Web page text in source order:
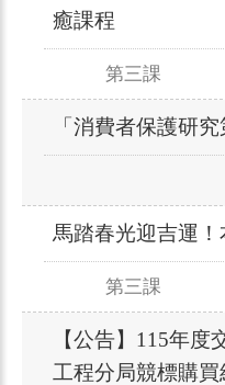
癒課程
第三課
「消費者保護研
馬踏春光迎吉運
第三課
【公告】115年
工程分局競標購